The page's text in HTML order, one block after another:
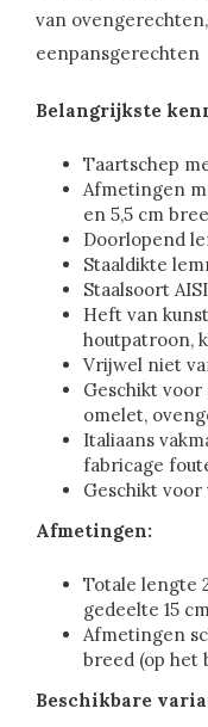
van
eenpansgerechten
Belangrijkste
Taartschep
Afmetingen
en 5,5 cm
Doorlopend
Staaldikte
Staalsoort
Heft van
houtpatroon,
Vrijwel niet
Geschikt voor
omelet,
Italiaans
fabricage
Geschikt voor
Afmetingen:
Totale lengte
gedeelte 15
Afmetingen
breed (op het
Beschikbare